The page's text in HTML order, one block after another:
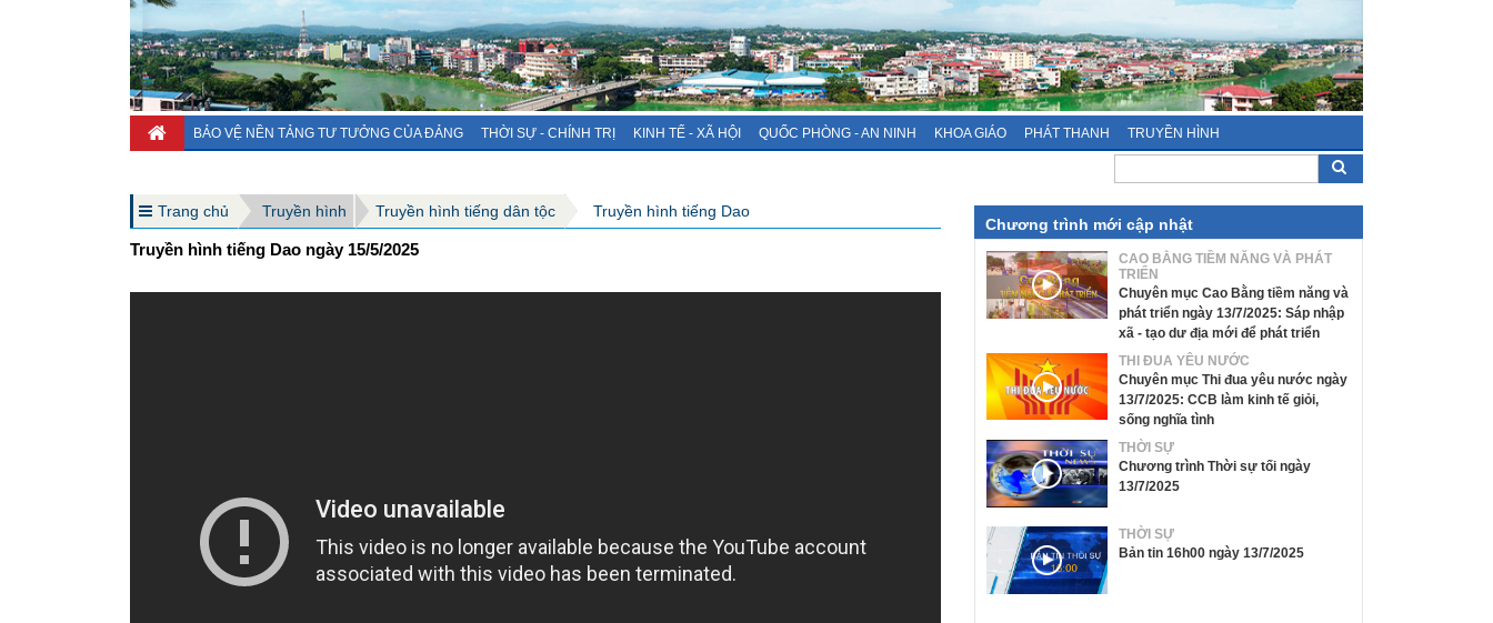
BẢO VỆ NỀN TẢNG TƯ TƯỞNG CỦA ĐẢNG THỜI SỰ - CHÍNH TRỊ KINH TẾ - XÃ HỘI QUỐC PHÒNG - AN NINH KHOA GIÁO PHÁT THANH TRUYỀN HÌNH
Trang chủ Truyền hình Truyền hình tiếng dân tộc Truyền hình tiếng Dao
Truyền hình tiếng Dao ngày 15/5/2025
Chương trình mới cập nhật
CAO BẰNG TIỀM NĂNG VÀ PHÁT
TRIỂN
Chuyên mục Cao Bằng tiềm năng và
phát triển ngày 13/7/2025: Sáp nhập
xã - tạo dư địa mới để phát triển
THI ĐUA YÊU NƯỚC
Chuyên mục Thi đua yêu nước ngày
13/7/2025: CCB làm kinh tế giỏi,
sống nghĩa tình
THỜI SỰ
Chương trình Thời sự tối ngày
13/7/2025
THỜI SỰ
Bản tin 16h00 ngày 13/7/2025